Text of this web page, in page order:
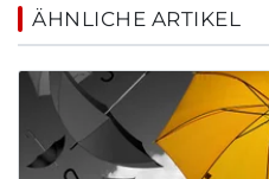
ÄHNLICHE ARTIKEL